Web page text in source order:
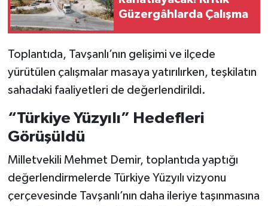
Güzergâhlarda Çalışma
Toplantıda, Tavşanlı’nın gelişimi ve ilçede
yürütülen çalışmalar masaya yatırılırken, teşkilatın
sahadaki faaliyetleri de değerlendirildi.
“Türkiye Yüzyılı” Hedefleri
Görüşüldü
Milletvekili Mehmet Demir, toplantıda yaptığı
değerlendirmelerde Türkiye Yüzyılı vizyonu
çerçevesinde Tavşanlı’nın daha ileriye taşınmasına